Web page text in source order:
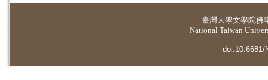
臺灣大學文學院佛
National Taiwan
doi:10.6681/